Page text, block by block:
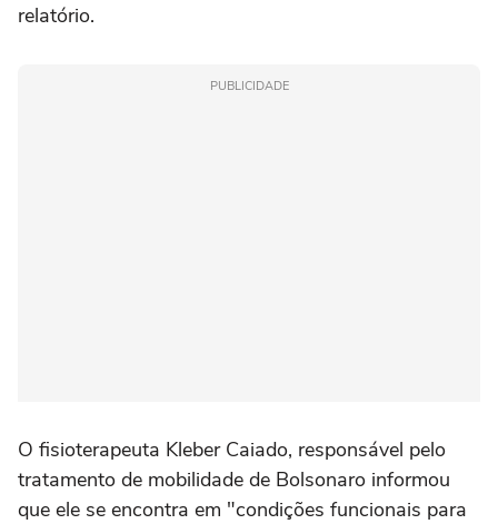
relatório.
PUBLICIDADE
O fisioterapeuta Kleber Caiado, responsável pelo
tratamento de mobilidade de Bolsonaro informou
que ele se encontra em "condições funcionais para